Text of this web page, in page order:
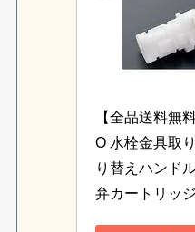
【全品送料無
O 水栓金具取
り替えハンド
弁カートリッ